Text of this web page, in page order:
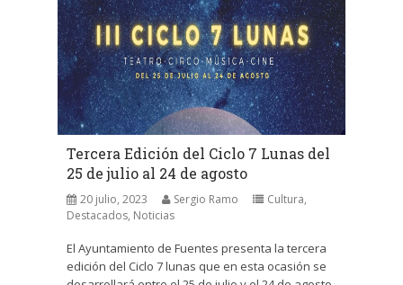
Tercera Edición del Ciclo 7 Lunas del
25 de julio al 24 de agosto
20 julio, 2023 Sergio Ramo Cultura,
Destacados, Noticias
El Ayuntamiento de Fuentes presenta la tercera
edición del Ciclo 7 lunas que en esta ocasión se